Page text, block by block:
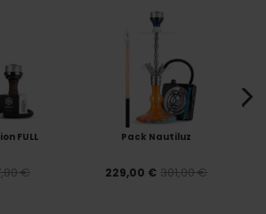
FULL
€
Pack Nautiluz
229,00 € 301,00 €